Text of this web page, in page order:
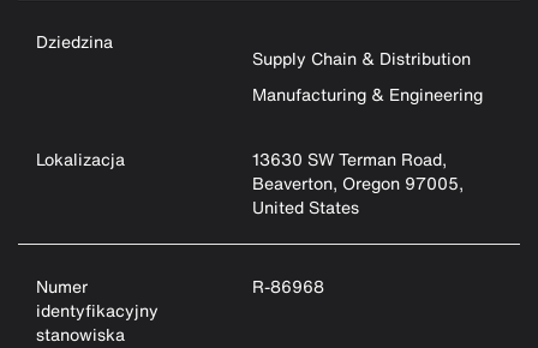
Dziedzina
Supply Chain & Distribution
Manufacturing & Engineering
Lokalizacja
13630 SW Terman Road,
Beaverton, Oregon 97005,
United States
Numer
identyfikacyjny
stanowiska
R-86968